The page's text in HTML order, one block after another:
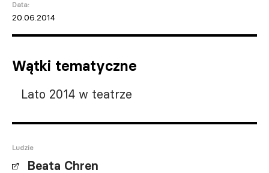
Data:
20.06.2014
Wątki tematyczne
Lato 2014 w teatrze
Ludzie
Beata Chren